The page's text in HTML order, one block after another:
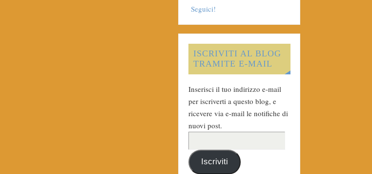
Seguici!
ISCRIVITI AL BLOG
TRAMITE E-MAIL
Inserisci il tuo indirizzo e-mail
per iscriverti a questo blog, e
ricevere via e-mail le notifiche di
nuovi post.
Iscriviti